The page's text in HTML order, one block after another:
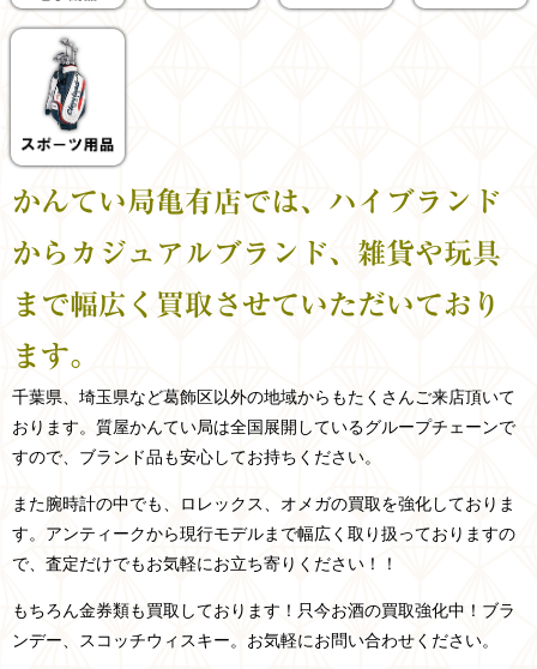
かんてい局亀有店では、ハイブランド
からカジュアルブランド、雑貨や玩具
まで幅広く買取させていただいており
ます。
千葉県、埼玉県など葛飾区以外の地域からもたくさんご来店頂いて
おります。 質屋かんてい局は全国展開しているグループチェーンで
すので、ブランド品も安心してお持ちください。
また腕時計の中でも、ロレックス、オメガの買取を強化しておりま
す。アンティークから現行モデルまで幅広く取り扱っておりますの
で、査定だけでもお気軽にお立ち寄りください！！
もちろん金券類も買取しております！只今お酒の買取強化中！ブラ
ンデー、スコッチウィスキー。お気軽にお問い合わせください。